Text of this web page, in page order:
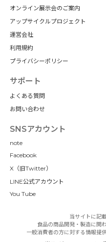
オンライン展示会のご案内
アップサイクルプロジェクト
運営会社
利用規約
プライバシーポリシー
サポート
よくある質問
お問い合わせ
SNSアカウント
note
Facebook
X（旧Twitter）
LINE公式アカウント
You Tube
当サイトに記
食品の商品開発・製造に関
一般消費者の方に対する情報提